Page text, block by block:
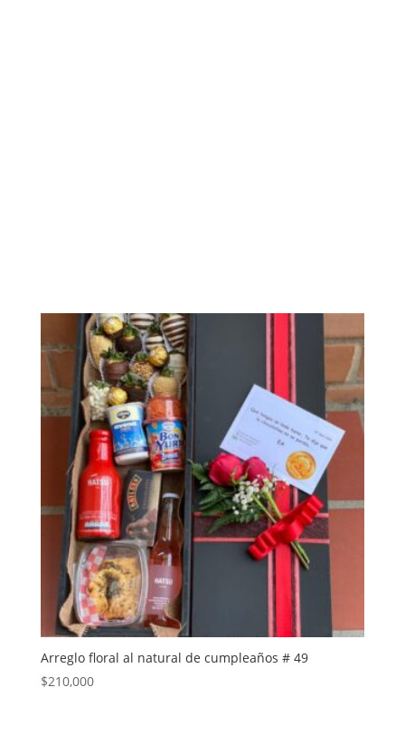
Arreglo floral al natural de cumpleaños # 49
$210,000